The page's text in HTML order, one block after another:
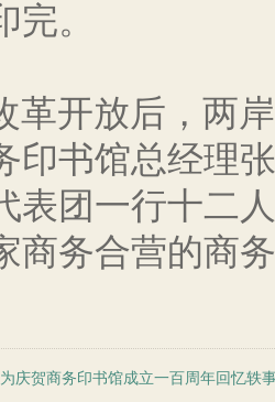
完。
开放后，两
印书馆总经理
表团一行十二
商务合营的商
为庆贺商务印书馆成立一百周年回忆轶